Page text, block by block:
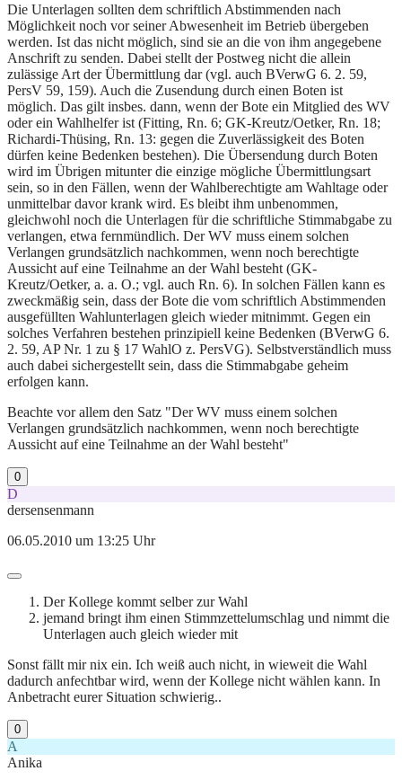
Die Unterlagen sollten dem schriftlich Abstimmenden nach
Möglichkeit noch vor seiner Abwesenheit im Betrieb übergeben
werden. Ist das nicht möglich, sind sie an die von ihm angegebene
Anschrift zu senden. Dabei stellt der Postweg nicht die allein
zulässige Art der Übermittlung dar (vgl. auch BVerwG 6. 2. 59,
PersV 59, 159). Auch die Zusendung durch einen Boten ist
möglich. Das gilt insbes. dann, wenn der Bote ein Mitglied des WV
oder ein Wahlhelfer ist (Fitting, Rn. 6; GK-Kreutz/Oetker, Rn. 18;
Richardi-Thüsing, Rn. 13: gegen die Zuverlässigkeit des Boten
dürfen keine Bedenken bestehen). Die Übersendung durch Boten
wird im Übrigen mitunter die einzige mögliche Übermittlungsart
sein, so in den Fällen, wenn der Wahlberechtigte am Wahltage oder
unmittelbar davor krank wird. Es bleibt ihm unbenommen,
gleichwohl noch die Unterlagen für die schriftliche Stimmabgabe zu
verlangen, etwa fernmündlich. Der WV muss einem solchen
Verlangen grundsätzlich nachkommen, wenn noch berechtigte
Aussicht auf eine Teilnahme an der Wahl besteht (GK-
Kreutz/Oetker, a. a. O.; vgl. auch Rn. 6). In solchen Fällen kann es
zweckmäßig sein, dass der Bote die vom schriftlich Abstimmenden
ausgefüllten Wahlunterlagen gleich wieder mitnimmt. Gegen ein
solches Verfahren bestehen prinzipiell keine Bedenken (BVerwG 6.
2. 59, AP Nr. 1 zu § 17 WahlO z. PersVG). Selbstverständlich muss
auch dabei sichergestellt sein, dass die Stimmabgabe geheim
erfolgen kann.
Beachte vor allem den Satz "Der WV muss einem solchen
Verlangen grundsätzlich nachkommen, wenn noch berechtigte
Aussicht auf eine Teilnahme an der Wahl besteht"
0
D
dersensenmann
06.05.2010 um 13:25 Uhr
Der Kollege kommt selber zur Wahl
jemand bringt ihm einen Stimmzettelumschlag und nimmt die
Unterlagen auch gleich wieder mit
Sonst fällt mir nix ein. Ich weiß auch nicht, in wieweit die Wahl
dadurch anfechtbar wird, wenn der Kollege nicht wählen kann. In
Anbetracht eurer Situation schwierig..
0
A
Anika